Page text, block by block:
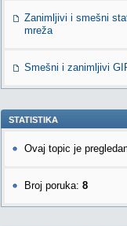
Zanimljivi i smešni
mreža
Smešni i zanimljivi
STATISTIKA
Ovaj topic je
Broj poruka: 8